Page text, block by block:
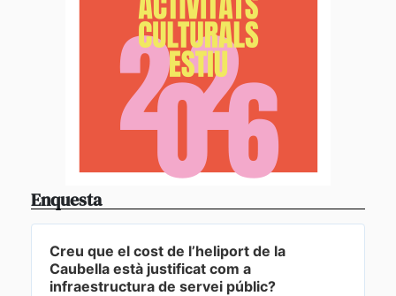
Enquesta
Creu que el cost de l’heliport de la
Caubella està justificat com a
infraestructura de servei públic?